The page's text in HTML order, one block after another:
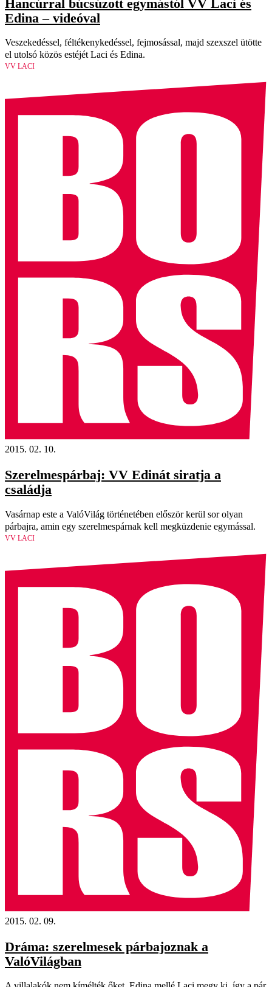
Hancúrral búcsúzott egymástól VV Laci és
Edina – videóval
Veszekedéssel, féltékenykedéssel, fejmosással, majd szexszel ütötte
el utolsó közös estéjét Laci és Edina.
VV LACI
2015. 02. 10.
Szerelmespárbaj: VV Edinát siratja a
családja
Vasárnap este a ValóVilág történetében először kerül sor olyan
párbajra, amin egy szerelmespárnak kell megküzdenie egymással.
VV LACI
2015. 02. 09.
Dráma: szerelmesek párbajoznak a
ValóVilágban